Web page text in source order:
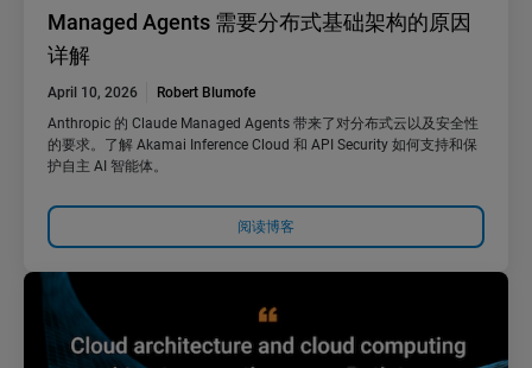
Managed Agents 需要分布式基础架构的原因
详解
April 10, 2026
Robert Blumofe
Anthropic 的 Claude Managed Agents 带来了对分布式云以及安全性
的要求。了解 Akamai Inference Cloud 和 API Security 如何支持和保
护自主 AI 智能体。
阅读博客